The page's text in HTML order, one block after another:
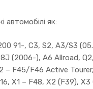
автомобілі як:
91-, C3, S2, A3/S3
(2006-), A6 Allroad,
2 – F45/F46 Active
X1 – F48, X2 (F39),